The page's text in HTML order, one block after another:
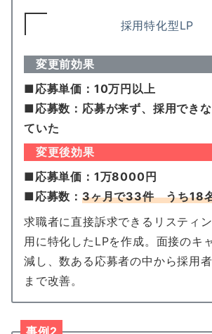
採用特化型LP
変更前効果
■応募単価：10万円以上
■応募数：応募が来ず、採用でき
ていた
変更後効果
■応募単価：1万8000円
■応募数： 3ヶ月で33件うち18
求職者に直接訴求できるリスティ
用に特化したLPを作成。面接のキ
減し、数ある応募者の中から採用
まで改善。